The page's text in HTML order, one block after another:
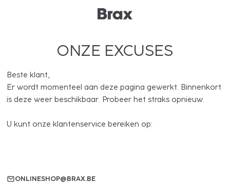
ONZE EXCUSES
Beste klant,
Er wordt momenteel aan deze pagina gewerkt. Binnenkort
is deze weer beschikbaar. Probeer het straks opnieuw.
U kunt onze klantenservice bereiken op:
ONLINESHOP@BRAX.BE